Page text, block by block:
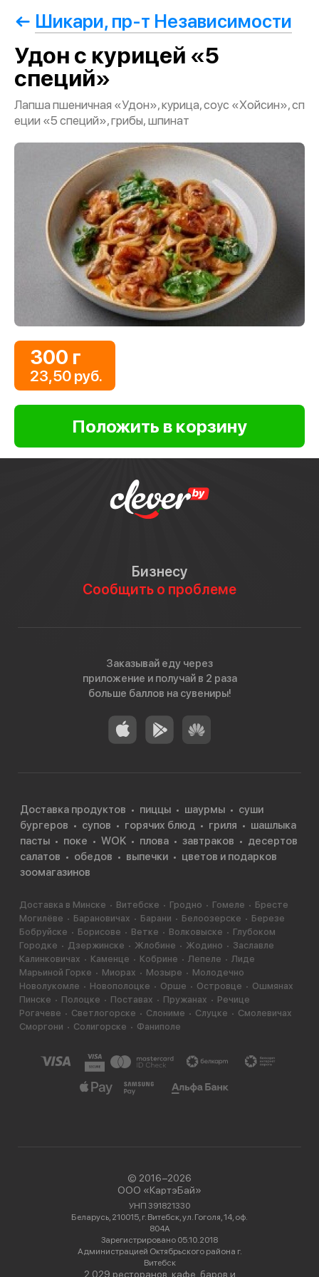
Шикари, пр-т Независимости
Удон с курицей «5
специй»
Лапша пшеничная «Удон», курица, соус «Хойсин», сп
еции «5 специй», грибы, шпинат
300 г
23,50 руб.
Бизнесу
Сообщить о проблеме
Заказывай еду через
приложение и получай в 2 раза
больше баллов на сувениры!
Доставка продуктов пиццы шаурмы
суши
бургеров
супов горячих блюд гриля
шашлыка
пасты
поке WOK плова завтраков
десертов
салатов
обедов выпечки
цветов и подарков
зоомагазинов
Доставка в Минске Витебске Гродно Гомеле
Бресте
Могилёве
Барановичах Барани Белоозерске
Березе
Бобруйске
Борисове Ветке Волковыске
Глубоком
Городке
Дзержинске Жлобине Жодино
Заславле
Калинковичах
Каменце Кобрине Лепеле
Лиде
Марьиной Горке
Миорах Мозыре
Молодечно
Новолукомле
Новополоцке Орше Островце
Ошмянах
Пинске
Полоцке Поставах Пружанах
Речице
Рогачеве
Светлогорске Слониме Слуцке
Смолевичах
Сморгони
Солигорске Фаниполе
© 2016−2026
ООО «КартэБай»
УНП 391821330
Беларусь, 210015, г. Витебск, ул. Гоголя, 14, оф.
804А
Зарегистрировано 05.10.2018
Администрацией Октябрьского района г.
Витебск
2 029 ресторанов, кафе, баров и